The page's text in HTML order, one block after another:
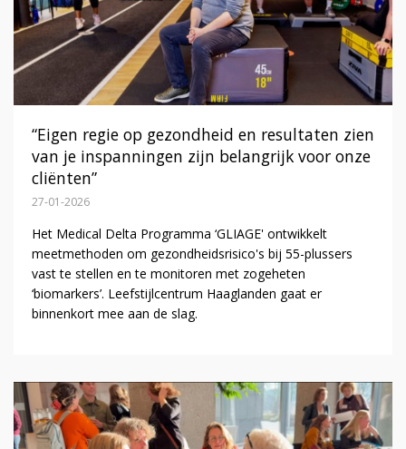
“Eigen regie op gezondheid en resultaten zien
van je inspanningen zijn belangrijk voor onze
cliënten”
27-01-2026
Het Medical Delta Programma ‘GLIAGE' ontwikkelt
meetmethoden om gezondheidsrisico's bij 55-plussers
vast te stellen en te monitoren met zogeheten
‘biomarkers’. Leefstijlcentrum Haaglanden gaat er
binnenkort mee aan de slag.